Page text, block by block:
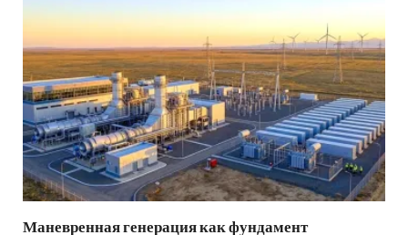
Маневренная генерация как фундамент